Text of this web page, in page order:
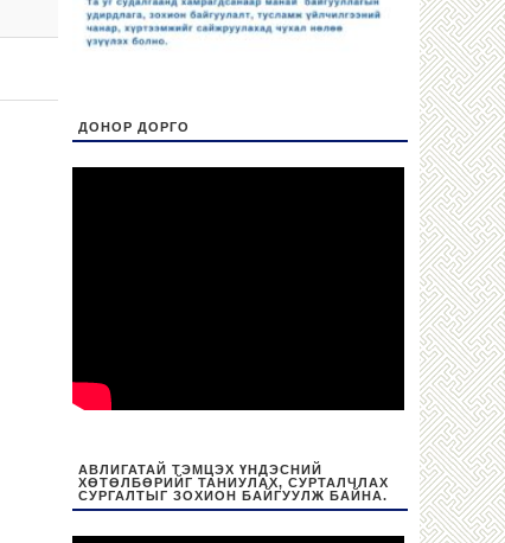
ДОНОР ДОРГО
АВЛИГАТАЙ ТЭМЦЭХ ҮНДЭСНИЙ
ХӨТӨЛБӨРИЙГ ТАНИУЛАХ, СУРТАЛЧЛАХ
СУРГАЛТЫГ ЗОХИОН БАЙГУУЛЖ БАЙНА.